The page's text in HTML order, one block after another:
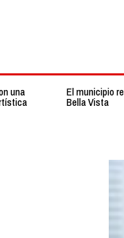
una El municipio
Bella Vista